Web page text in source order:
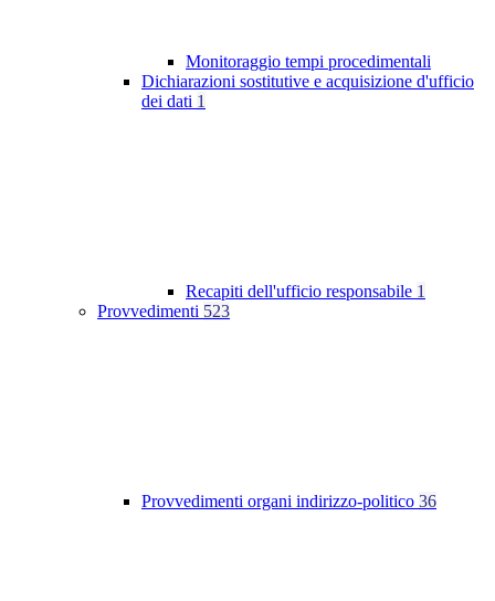
Monitoraggio tempi procedimentali
Dichiarazioni sostitutive e acquisizione d'ufficio
dei dati 1
Recapiti dell'ufficio responsabile 1
Provvedimenti 523
Provvedimenti organi indirizzo-politico 36